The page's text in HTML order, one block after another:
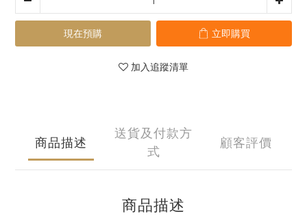
現在預購 立即購買
加入追蹤清單
商品描述
送貨及付款方
式
顧客評價
商品描述